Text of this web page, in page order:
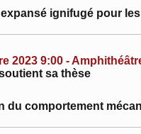
ignifugé pour
2023 9:00 -
sa thèse
du comportement